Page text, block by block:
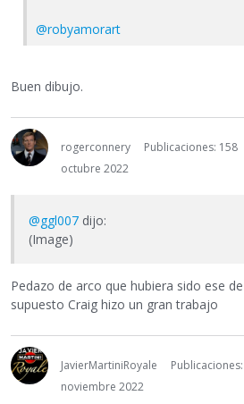
@robyamorart
Buen dibujo.
rogerconnery
Publicaciones: 158
octubre 2022
@ggl007 dijo:
(Image)
Pedazo de arco que hubiera sido ese
supuesto Craig hizo un gran trabajo
JavierMartiniRoyale
Publicaciones:
noviembre 2022